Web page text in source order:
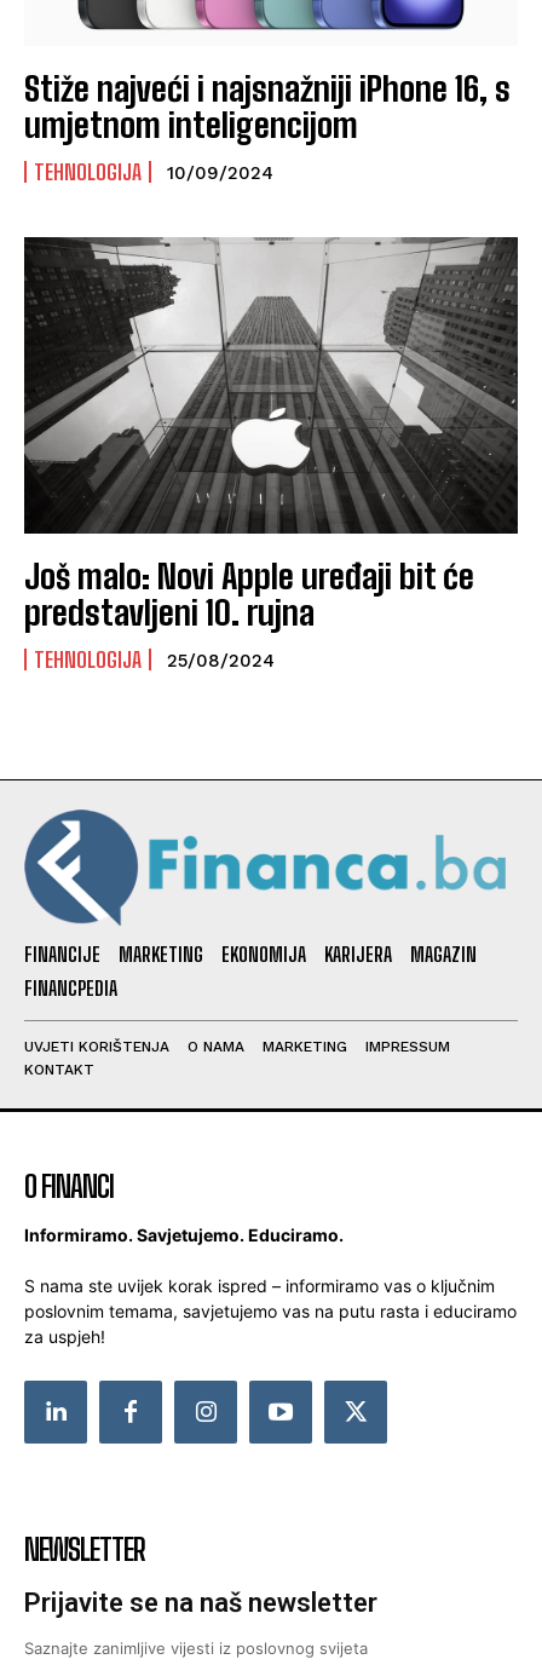
Stiže najveći i najsnažniji iPhone 16, s
umjetnom inteligencijom
TEHNOLOGIJA 10/09/2024
Još malo: Novi Apple uređaji bit će
predstavljeni 10. rujna
TEHNOLOGIJA 25/08/2024
FINANCIJE MARKETING EKONOMIJA KARIJERA
MAGAZIN
FINANCPEDIA
UVJETI KORIŠTENJA O NAMA MARKETING
IMPRESSUM
KONTAKT
O FINANCI
Informiramo. Savjetujemo. Educiramo.
S nama ste uvijek korak ispred – informiramo vas o ključnim
poslovnim temama, savjetujemo vas na putu rasta i educiramo
za uspjeh!
NEWSLETTER
Prijavite se na naš newsletter
Saznajte zanimljive vijesti iz poslovnog svijeta